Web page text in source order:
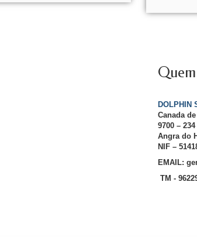
DOLPHIN
Canada
9700 –
Angra do
NIF –
EMAIL:
TM -